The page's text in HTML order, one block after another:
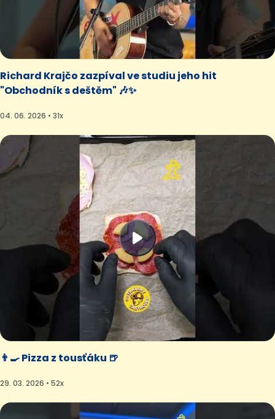
Richard Krajčo zazpíval ve studiu jeho hit
"Obchodník s deštěm" 🎶✨
04. 06. 2026 • 31x
👨‍🍳 Pizza z tousťáku 🍺
29. 03. 2026 • 52x